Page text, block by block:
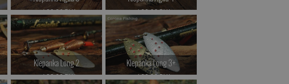
od 29.00 PLN
Kup teraz >
od 29.00 PLN
Kup teraz >
Klepanka Long 2
od 28.00 PLN
Klepanka Long 3+
od 29.00 PLN